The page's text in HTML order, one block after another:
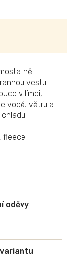
vestu.
v límci,
vodě, větru a
fleece
oděvy